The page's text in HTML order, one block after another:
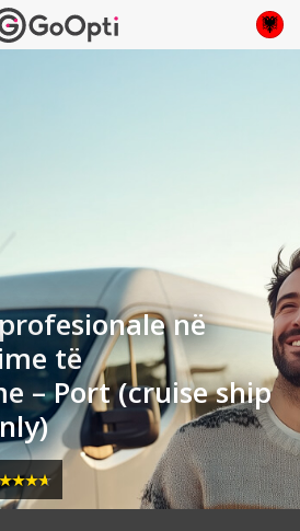
në
të
– Port (cruise ship